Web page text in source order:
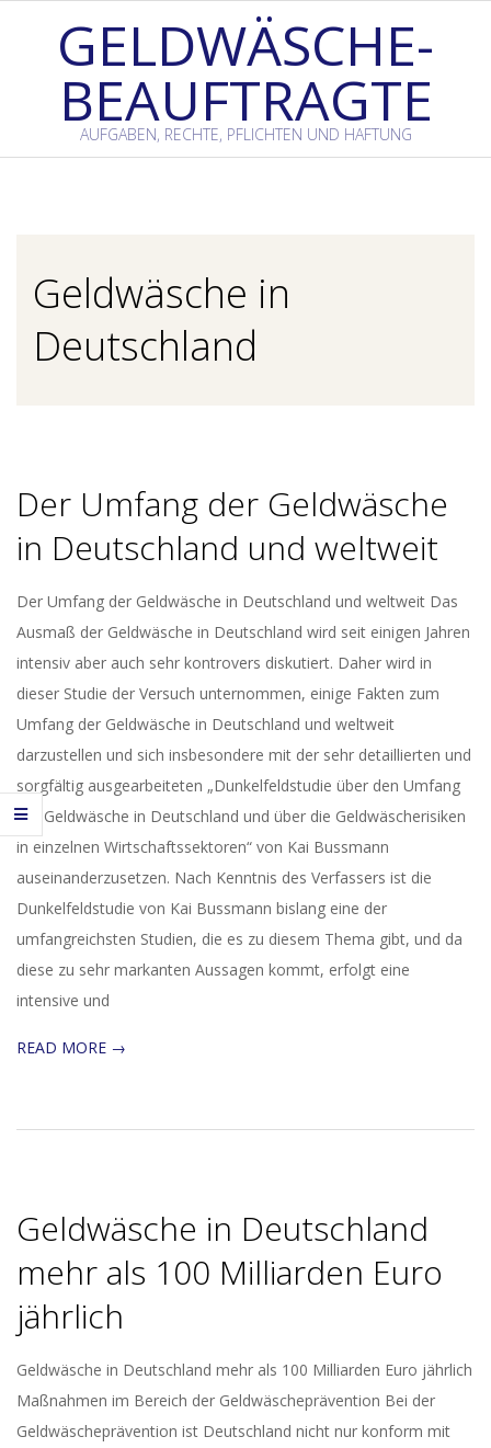
GELDWÄSCHE-
BEAUFTRAGTE
AUFGABEN, RECHTE, PFLICHTEN UND HAFTUNG
Geldwäsche in
Deutschland
Der Umfang der Geldwäsche
in Deutschland und weltweit
2017-
04-
19
Der Umfang der Geldwäsche in Deutschland und weltweit Das
Ausmaß der Geldwäsche in Deutschland wird seit einigen Jahren
intensiv aber auch sehr kontrovers diskutiert. Daher wird in
dieser Studie der Versuch unternommen, einige Fakten zum
Umfang der Geldwäsche in Deutschland und weltweit
darzustellen und sich insbesondere mit der sehr detaillierten und
sorgfältig ausgearbeiteten „Dunkelfeldstudie über den Umfang
der Geldwäsche in Deutschland und über die Geldwäscherisiken
in einzelnen Wirtschaftssektoren“ von Kai Bussmann
auseinanderzusetzen. Nach Kenntnis des Verfassers ist die
Dunkelfeldstudie von Kai Bussmann bislang eine der
umfangreichsten Studien, die es zu diesem Thema gibt, und da
diese zu sehr markanten Aussagen kommt, erfolgt eine
intensive und
READ MORE →
Geldwäsche in Deutschland
mehr als 100 Milliarden Euro
jährlich
2017-
04-
19
Geldwäsche in Deutschland mehr als 100 Milliarden Euro jährlich
Maßnahmen im Bereich der Geldwäscheprävention Bei der
Geldwäscheprävention ist Deutschland nicht nur konform mit